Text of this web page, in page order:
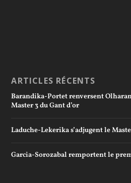
ARTICLES RÉCENTS
Barandika-Portet renversent
Master 3 du Gant d’or
Laduche-Lekerika s’adjugent le
Garcia-Sorozabal remportent le